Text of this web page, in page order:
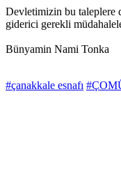
Devletimizin bu taleplere
giderici gerekli
Bünyamin Nami Tonka
#çanakkale esnafı